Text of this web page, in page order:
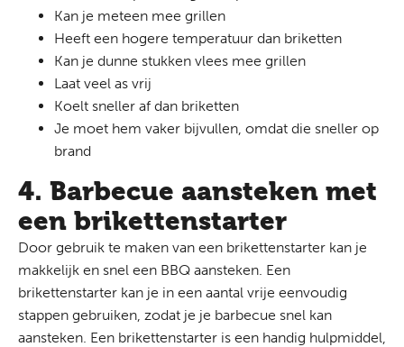
Kan je meteen mee grillen
Heeft een hogere temperatuur dan briketten
Kan je dunne stukken vlees mee grillen
Laat veel as vrij
Koelt sneller af dan briketten
Je moet hem vaker bijvullen, omdat die sneller op
brand
4. Barbecue aansteken met
een brikettenstarter
Door gebruik te maken van een brikettenstarter kan je
makkelijk en snel een BBQ aansteken. Een
brikettenstarter kan je in een aantal vrije eenvoudig
stappen gebruiken, zodat je je barbecue snel kan
aansteken. Een brikettenstarter is een handig hulpmiddel,